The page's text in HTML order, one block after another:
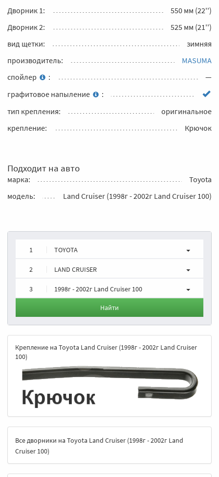
Дворник 1:
550 мм (22'')
Дворник 2:
525 мм (21'')
вид щетки:
зимняя
производитель:
MASUMA
спойлер
:
—
графитовое напыление
:
тип крепления:
оригинальное
крепление:
Крючок
Подходит на авто
марка:
Toyota
модель:
Land Cruiser (1998г - 2002г Land Cruiser 100)
1 TOYOTA
2 LAND CRUISER
3 1998г - 2002г Land Cruiser 100
Найти
Крепление на Toyota Land Cruiser (1998г - 2002г Land Cruiser
100)
Все дворники на Toyota Land Cruiser (1998г - 2002г Land
Cruiser 100)